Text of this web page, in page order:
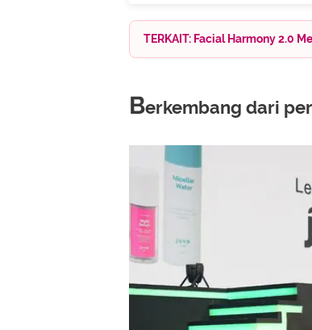
TERKAIT: Facial Harmony 2.0
Berkembang dari